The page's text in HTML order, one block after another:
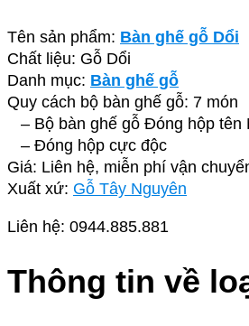
Tên sản phẩm: Bàn ghế gỗ Dổi
Chất liệu: Gỗ Dổi
Danh mục: Bàn ghế gỗ
Quy cách bộ bàn ghế gỗ: 7 món
– Bộ bàn ghế gỗ Đóng hộp tên
– Đóng hộp cực độc
Giá: Liên hệ, miễn phí vận
Xuất xứ: Gỗ Tây Nguyên
Liên hệ: 0944.885.881
Thông tin về